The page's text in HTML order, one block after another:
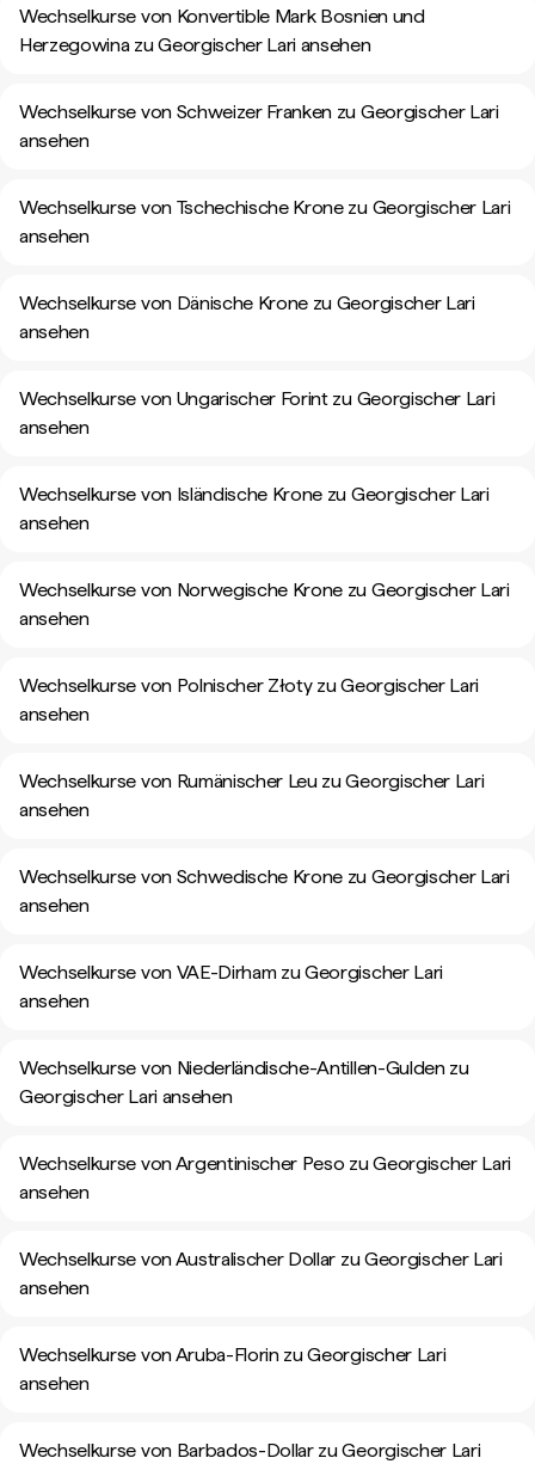
Wechselkurse von Konvertible Mark Bosnien und
Herzegowina zu Georgischer Lari ansehen
Wechselkurse von Schweizer Franken zu Georgischer Lari
ansehen
Wechselkurse von Tschechische Krone zu Georgischer Lari
ansehen
Wechselkurse von Dänische Krone zu Georgischer Lari
ansehen
Wechselkurse von Ungarischer Forint zu Georgischer Lari
ansehen
Wechselkurse von Isländische Krone zu Georgischer Lari
ansehen
Wechselkurse von Norwegische Krone zu Georgischer Lari
ansehen
Wechselkurse von Polnischer Złoty zu Georgischer Lari
ansehen
Wechselkurse von Rumänischer Leu zu Georgischer Lari
ansehen
Wechselkurse von Schwedische Krone zu Georgischer Lari
ansehen
Wechselkurse von VAE-Dirham zu Georgischer Lari
ansehen
Wechselkurse von Niederländische-Antillen-Gulden zu
Georgischer Lari ansehen
Wechselkurse von Argentinischer Peso zu Georgischer Lari
ansehen
Wechselkurse von Australischer Dollar zu Georgischer Lari
ansehen
Wechselkurse von Aruba-Florin zu Georgischer Lari
ansehen
Wechselkurse von Barbados-Dollar zu Georgischer Lari